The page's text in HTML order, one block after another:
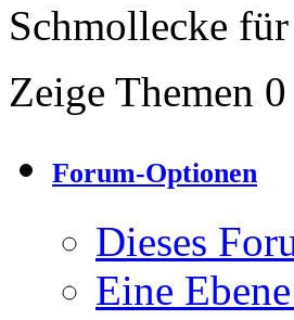
Schmollecke
Zeige Themen
Forum-Optionen
Dieses
Eine